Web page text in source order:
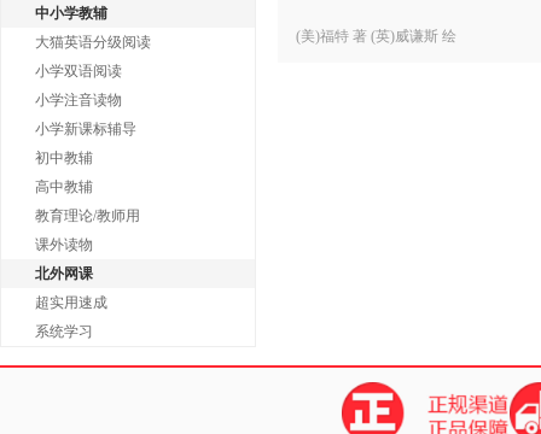
中小学教辅
大猫英语分级阅读
小学双语阅读
小学注音读物
小学新课标辅导
初中教辅
高中教辅
教育理论/教师用
课外读物
北外网课
超实用速成
系统学习
(美)福特 著 (英)威谦斯 绘